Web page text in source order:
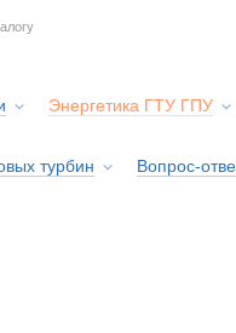
Энергетика ГТУ ГПУ
турбин Вопрос-